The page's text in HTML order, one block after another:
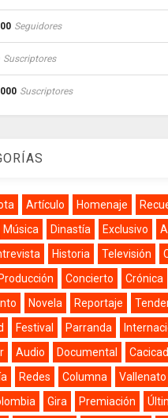
Seguidores
Suscriptores
Suscriptores
Artículo Homenaje
Música Dinastía Exclusivo
Historia Televisión
Producción Concierto Crónica
Novela Reportaje
Festival Parranda
Audio Documental
Redes Columna Vallenato
Gira Premiación